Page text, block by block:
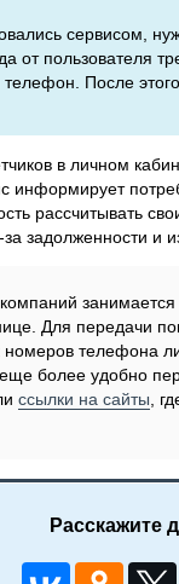
сервисом,
от пользователя
После
в личном
информирует
рассчитывать
задолженности и
компаний
Для передачи
телефона
более удобно
ссылки на сайты ,
Расскажите